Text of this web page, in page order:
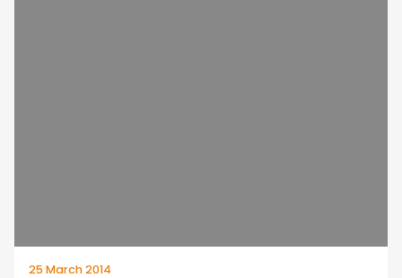
25 March 2014